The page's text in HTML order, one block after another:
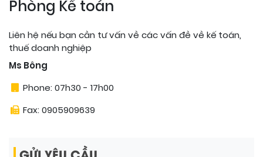
Phòng Kế toán
Liên hệ nếu bạn cần tư vấn về các vấn đề về kế toán,
thuế doanh nghiệp
Ms Bông
Phone: 07h30 - 17h00
Fax: 0905909639